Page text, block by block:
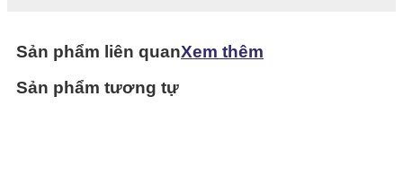
Sản phẩm liên quanXem thêm
Sản phẩm tương tự